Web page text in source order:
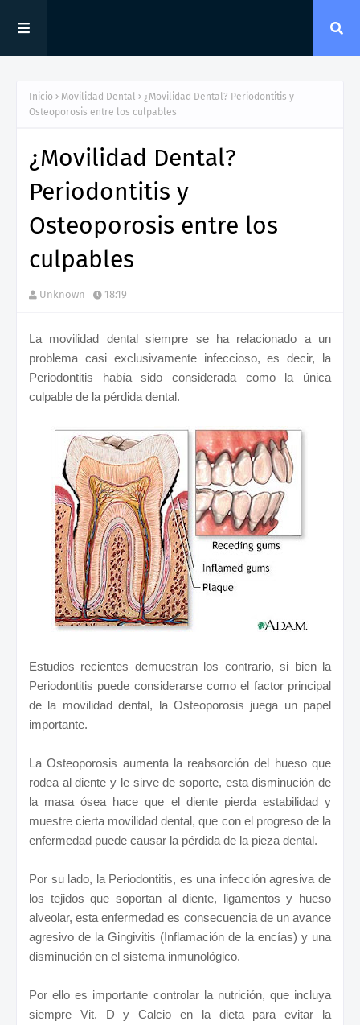
Inicio Movilidad Dental
¿Movilidad Dental? Periodontitis y
Osteoporosis entre los culpables
¿Movilidad Dental?
Periodontitis y
Osteoporosis entre los
culpables
Unknown 18:19
La movilidad dental siempre se ha relacionado a un
problema casi exclusivamente infeccioso, es decir, la
Periodontitis había sido considerada como la única
culpable de la pérdida dental.
Estudios recientes demuestran los contrario, si bien la
Periodontitis puede considerarse como el factor principal
de la movilidad dental, la Osteoporosis juega un papel
importante.
La Osteoporosis aumenta la reabsorción del hueso que
rodea al diente y le sirve de soporte, esta disminución de
la masa ósea hace que el diente pierda estabilidad y
muestre cierta movilidad dental, que con el progreso de la
enfermedad puede causar la pérdida de la pieza dental.
Por su lado, la Periodontitis, es una infección agresiva de
los tejidos que soportan al diente, ligamentos y hueso
alveolar, esta enfermedad es consecuencia de un avance
agresivo de la Gingivitis (Inflamación de la encías) y una
disminución en el sistema inmunológico.
Por ello es importante controlar la nutrición, que incluya
siempre Vit. D y Calcio en la dieta para evitar la